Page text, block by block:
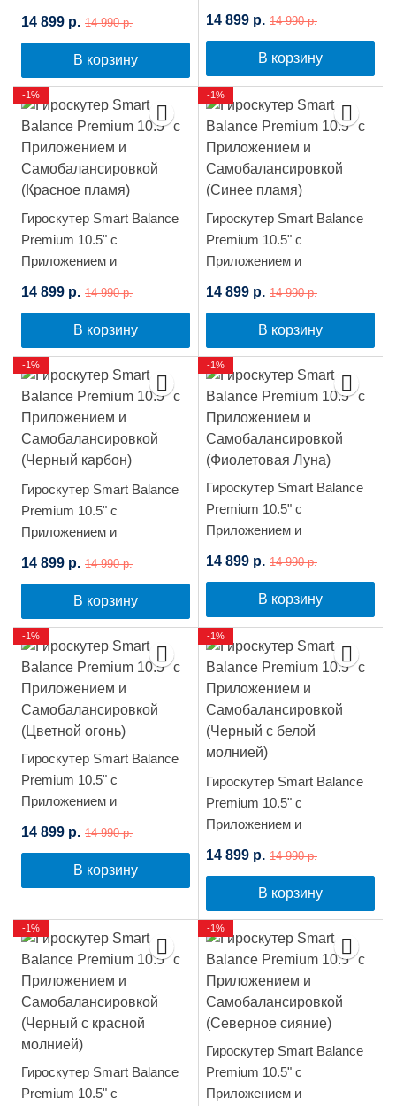
(Белый граффити)
14 899 р. 14 990 р.
В корзину
(Фиолетовый)
14 899 р. 14 990 р.
В корзину
Гироскутер Smart Balance
Premium 10.5" с
Приложением и
(Красное пламя)
14 899 р. 14 990 р.
В корзину
-1%
Гироскутер Smart Balance
Premium 10.5" с
Приложением и
(Синее пламя)
14 899 р. 14 990 р.
В корзину
-1%
Гироскутер Smart Balance
Premium 10.5" с
Приложением и
(Черный карбон)
14 899 р. 14 990 р.
В корзину
-1%
Гироскутер Smart Balance
Premium 10.5" с
Приложением и
(Фиолетовая Луна)
14 899 р. 14 990 р.
В корзину
-1%
Гироскутер Smart Balance
Premium 10.5" с
Приложением и
(Цветной огонь)
14 899 р. 14 990 р.
В корзину
-1%
Гироскутер Smart Balance
Premium 10.5" с
Приложением и
(Черный с белой молнией)
14 899 р. 14 990 р.
В корзину
-1%
Гироскутер Smart Balance
Premium 10.5" с
-1%
Гироскутер Smart Balance
Premium 10.5" с
Приложением и
-1%